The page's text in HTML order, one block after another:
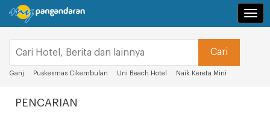
Ganj Puskesmas Cikembulan Uni Beach Hotel Naik Kereta Mini
PENCARIAN